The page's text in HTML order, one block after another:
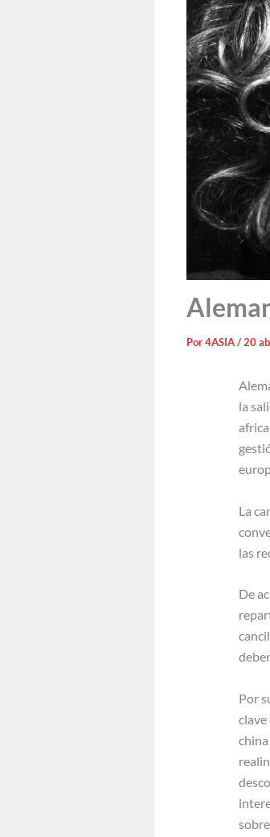
Por4ASIA/20
la
La
las
De
Por
clave